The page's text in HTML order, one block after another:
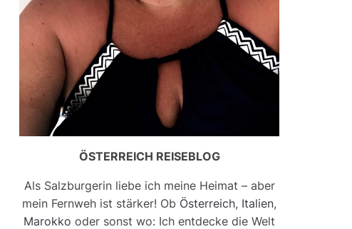
ÖSTERREICH REISEBLOG
Als Salzburgerin liebe ich meine Heimat – aber
mein Fernweh ist stärker! Ob Österreich, Italien,
Marokko oder sonst wo: Ich entdecke die Welt